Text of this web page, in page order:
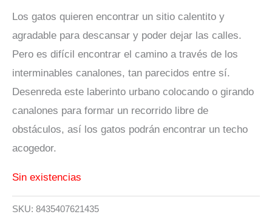
Los gatos quieren encontrar un sitio calentito y
agradable para descansar y poder dejar las calles.
Pero es difícil encontrar el camino a través de los
interminables canalones, tan parecidos entre sí.
Desenreda este laberinto urbano colocando o girando
canalones para formar un recorrido libre de
obstáculos, así los gatos podrán encontrar un techo
acogedor.
Sin existencias
SKU: 8435407621435